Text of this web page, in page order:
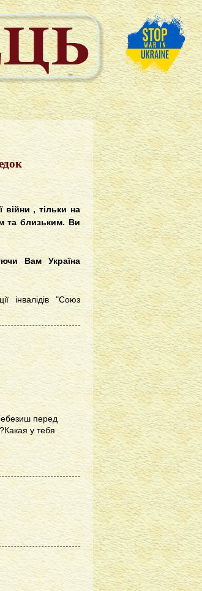
війни , тільки на
та близьким. Ви
Вам Україна
інвалідів "Союз
перед
у тебя